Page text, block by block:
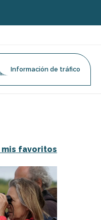
Información de tráfico
mis favoritos